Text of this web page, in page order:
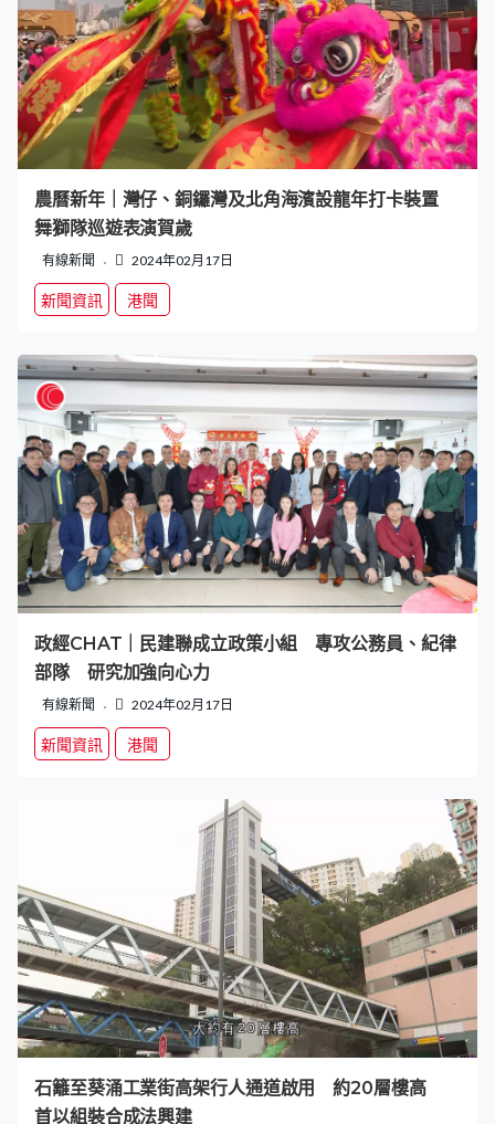
農曆新年｜灣仔、銅鑼灣及北角海濱設龍年打卡裝置
舞獅隊巡遊表演賀歲
有線新聞 2024年02月17日
新聞資訊 港聞
政經CHAT｜民建聯成立政策小組 專攻公務員、紀律
部隊 研究加強向心力
有線新聞 2024年02月17日
新聞資訊 港聞
石籬至葵涌工業街高架行人通道啟用 約20層樓高
首以組裝合成法興建